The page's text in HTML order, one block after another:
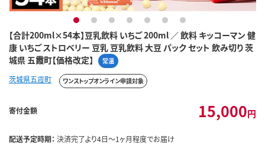
【合計200ml×54本】豆乳飲料 いちご 200ml ／ 飲料 キッコーマン 健
康 いちご ストロベリー 豆乳 豆乳飲料 大豆 パック セット 飲み切り 茨
城県 五霞町【価格改定】
常温
1 2 3 4 5 6 7
茨城県五霞町 ワンストップオンライン申請対象
寄付金額 15,000円
配送予定時期： 決済完了より4日～1ヶ月程度でお届け